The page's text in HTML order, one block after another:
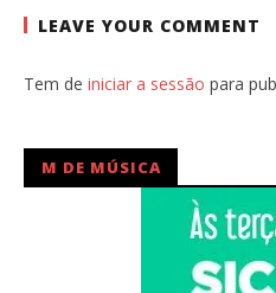
LEAVE YOUR COMMENT
Tem de iniciar a sessão para
M DE MÚSICA